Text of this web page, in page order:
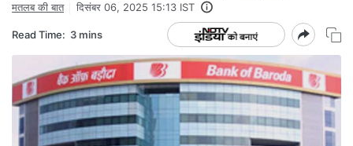
मतलब की बात
दिसंबर 06, 2025 15:13 IST
Read Time: 3 mins